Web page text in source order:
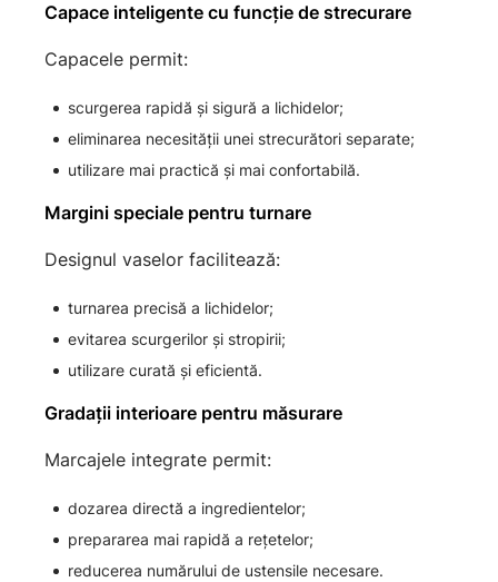
Capace inteligente cu funcție de strecurare
Capacele permit:
scurgerea rapidă și sigură a lichidelor;
eliminarea necesității unei strecurători separate;
utilizare mai practică și mai confortabilă.
Margini speciale pentru turnare
Designul vaselor facilitează:
turnarea precisă a lichidelor;
evitarea scurgerilor și stropirii;
utilizare curată și eficientă.
Gradații interioare pentru măsurare
Marcajele integrate permit:
dozarea directă a ingredientelor;
prepararea mai rapidă a rețetelor;
reducerea numărului de ustensile necesare.